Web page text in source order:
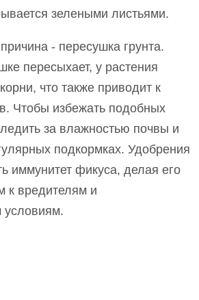
зелеными листьями.
- пересушка грунта.
пересыхает, у растения
что также приводит к
Чтобы избежать подобных
за влажностью почвы и
подкормках. Удобрения
иммунитет фикуса, делая его
к вредителям и
условиям.